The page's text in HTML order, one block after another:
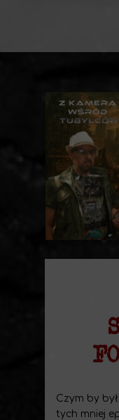
Czym by
tych mniej